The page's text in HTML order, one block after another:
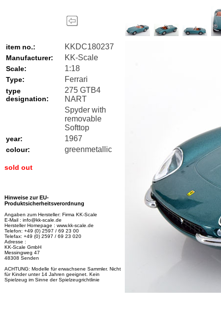
item no.: KKDC180237
Manufacturer: KK-Scale
Scale: 1:18
Type: Ferrari
type
designation:
275 GTB4
NART
Spyder with
removable
Softtop
year: 1967
colour: greenmetallic
sold out
Hinweise zur EU-
Produktsicherheitsverordnung
Angaben zum Hersteller: Firma KK-Scale
E-Mail : info@kk-scale.de
Hersteller Homepage : www.kk-scale.de
Telefon: +49 (0) 2597 / 69 23 00
Telefax: +49 (0) 2597 / 69 23 020
Adresse :
KK-Scale GmbH
Messingweg 47
48308 Senden
ACHTUNG: Modelle für erwachsene Sammler. Nicht
für Kinder unter 14 Jahren geeignet. Kein
Spielzeug im Sinne der Spielzeugrichtlinie